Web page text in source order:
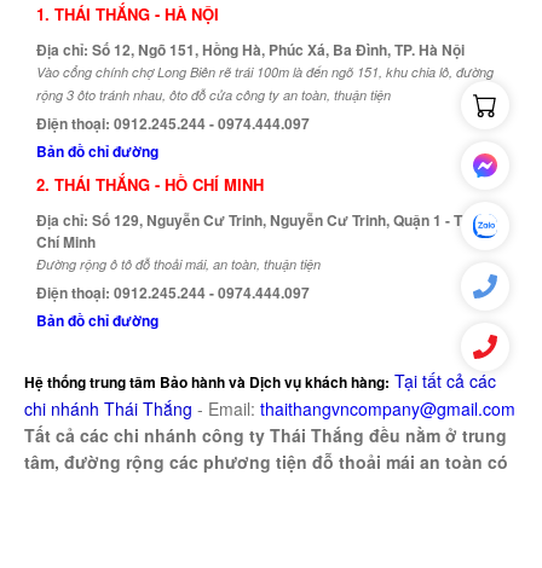
1. THÁI THẮNG - HÀ NỘI
Địa chỉ: Số 12, Ngõ 151, Hồng Hà, Phúc Xá, Ba Đình, TP. Hà Nội
Vào cổng chính chợ Long Biên rẽ trái 100m là đến ngõ 151, khu chia lô, đường
rộng 3 ôto tránh nhau, ôto đỗ cửa công ty an toàn, thuận tiện
Điện thoại: 0912.245.244 - 0974.444.097
Bản đồ chỉ đường
2. THÁI THẮNG - HỒ CHÍ MINH
Địa chỉ: Số 129, Nguyễn Cư Trinh, Nguyễn Cư Trinh, Quận 1 - TP. Hồ
Chí Minh
Đường rộng ô tô đỗ thoải mái, an toàn, thuận tiện
Điện thoại: 0912.245.244 - 0974.444.097
Bản đồ chỉ đường
Hệ thống trung tâm Bảo hành và Dịch vụ khách hàng: Tại tất cả các
chi nhánh Thái Thắng - Email: thaithangvncompany@gmail.com
Tất cả các chi nhánh công ty Thái Thắng đều nằm ở trung
tâm, đường rộng các phương tiện đỗ thoải mái an toàn có